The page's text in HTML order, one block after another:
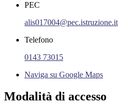
PEC
alis017004@pec.istruzione.it
Telefono
0143 73015
Naviga su Google Maps
Modalità di accesso